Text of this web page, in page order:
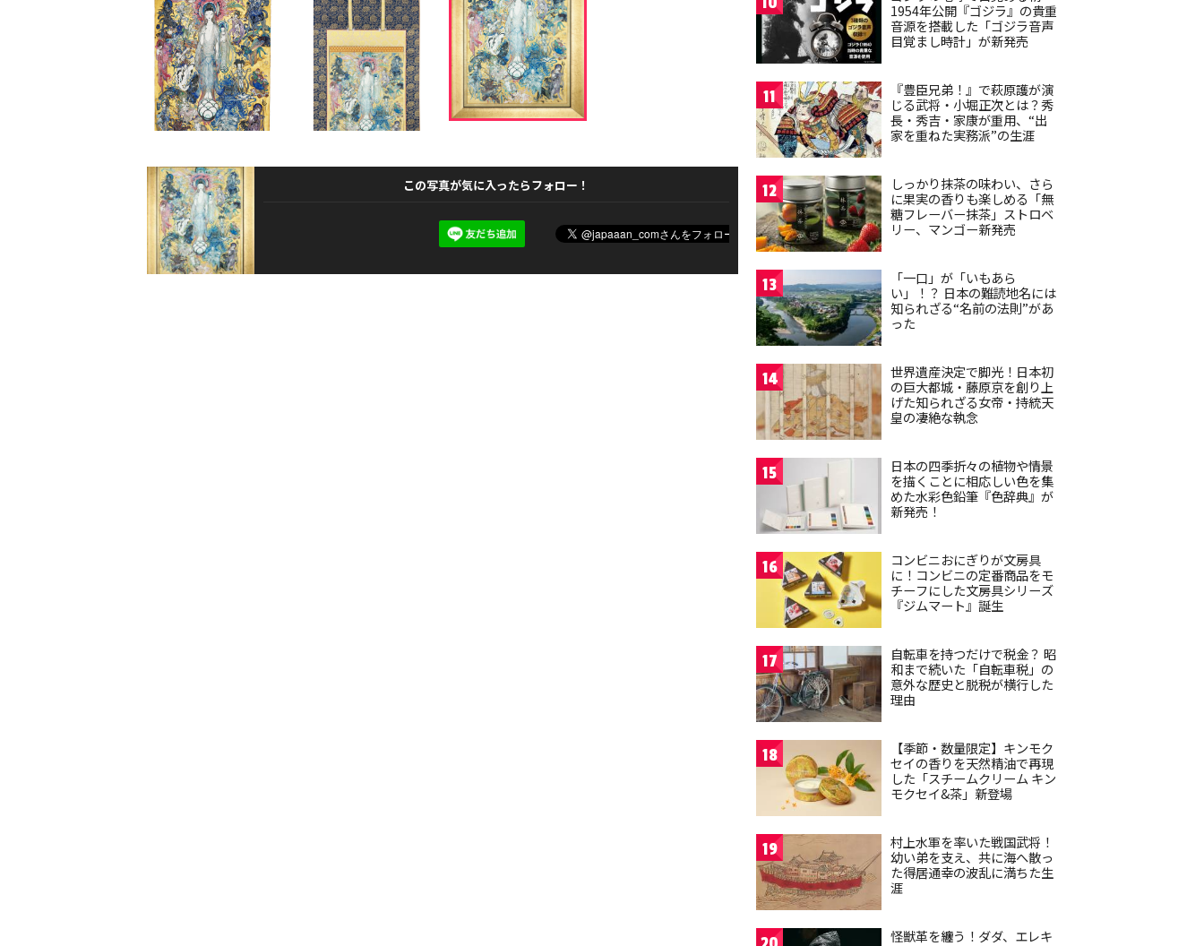
この写真が気に入ったらフォロー！
1954年公開『ゴジラ』の貴重
音源を搭載した「ゴジラ音声
目覚まし時計」が新発売
11
『豊臣兄弟！』で萩原護が演
じる武将・小堀正次とは？秀
長・秀吉・家康が重用、“出
家を重ねた実務派”の生涯
12
しっかり抹茶の味わい、さら
に果実の香りも楽しめる「無
糖フレーバー抹茶」ストロベ
リー、マンゴー新発売
13
「一口」が「いもあら
い」！？ 日本の難読地名には
知られざる“名前の法則”があ
った
14
世界遺産決定で脚光！日本初
の巨大都城・藤原京を創り上
げた知られざる女帝・持統天
皇の凄絶な執念
15
日本の四季折々の植物や情景
を描くことに相応しい色を集
めた水彩色鉛筆『色辞典』が
新発売！
16
コンビニおにぎりが文房具
に！コンビニの定番商品をモ
チーフにした文房具シリーズ
『ジムマート』誕生
17
自転車を持つだけで税金？ 昭
和まで続いた「自転車税」の
意外な歴史と脱税が横行した
理由
18
【季節・数量限定】キンモク
セイの香りを天然精油で再現
した「スチームクリーム キン
モクセイ&茶」新登場
19
村上水軍を率いた戦国武将！
幼い弟を支え、共に海へ散っ
た得居通幸の波乱に満ちた生
涯
怪獣革を纏う！ダダ、エレキ